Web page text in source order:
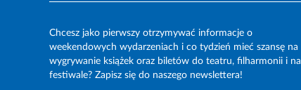
Chcesz jako pierwszy otrzymywać informacje o
weekendowych wydarzeniach i co tydzień mieć szansę na
wygrywanie książek oraz biletów do teatru, filharmonii i na
festiwale? Zapisz się do naszego newslettera!